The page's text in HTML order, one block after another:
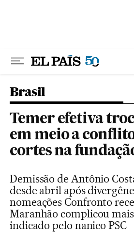
Brasil
Temer efetiva
em meio a
cortes na
Demissão de Antônio
desde abril após
nomeações Confronto
Maranhão complicou
indicado pelo nanico PSC